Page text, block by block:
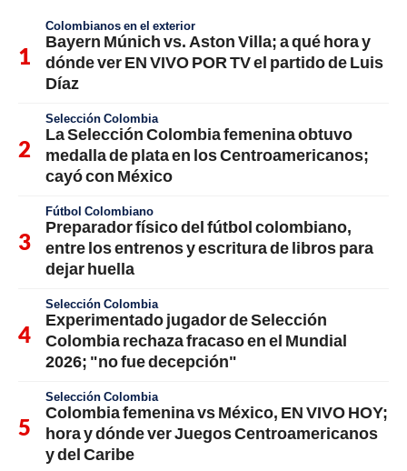
Colombianos en el exterior
Bayern Múnich vs. Aston Villa; a qué hora y
dónde ver EN VIVO POR TV el partido de Luis
Díaz
Selección Colombia
La Selección Colombia femenina obtuvo
medalla de plata en los Centroamericanos;
cayó con México
Fútbol Colombiano
Preparador físico del fútbol colombiano,
entre los entrenos y escritura de libros para
dejar huella
Selección Colombia
Experimentado jugador de Selección
Colombia rechaza fracaso en el Mundial
2026; "no fue decepción"
Selección Colombia
Colombia femenina vs México, EN VIVO HOY;
hora y dónde ver Juegos Centroamericanos
y del Caribe